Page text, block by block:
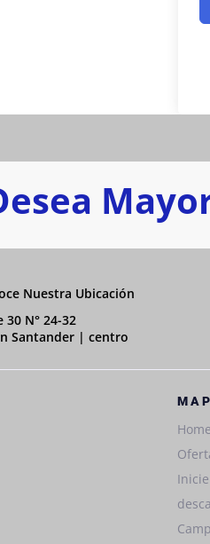
Nuestra Ubicación
30 N° 24-32
Santander | centro